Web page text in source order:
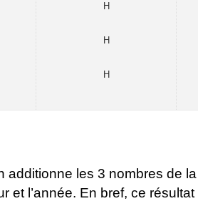
H
H
H
additionne les 3 nombres de
et l’année. En bref, ce